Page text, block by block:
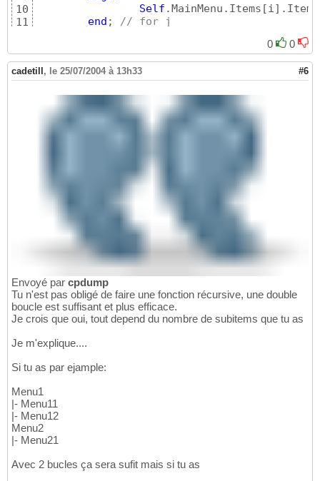
10
11
Self .MainMenu.Items [i] .Items
end ; // for j
0 0
cadetill , le 25/07/2004 à 13h33 #6
Envoyé par cpdump
Tu n'est pas obligé de faire une fonction récursive, une double
boucle est suffisant et plus efficace.
Je crois que oui, tout depend du nombre de subitems que tu as
Je m'explique....
Si tu as par ejample:
Menu1
|- Menu11
|- Menu12
Menu2
|- Menu21
Avec 2 bucles ça sera sufit mais si tu as